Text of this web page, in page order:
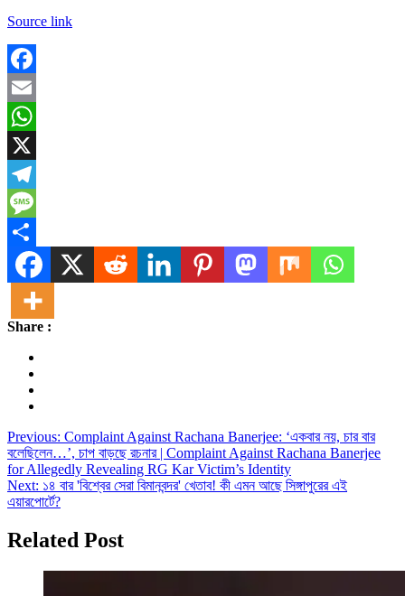
Source link
Facebook
Email
WhatsApp
X
Telegram
Message
Share
Share :
Post
navigation
Previous: Complaint Against Rachana Banerjee: ‘একবার নয়, চার বার
বলেছিলেন…’, চাপ বাড়ছে রচনার | Complaint Against Rachana Banerjee
for Allegedly Revealing RG Kar Victim’s Identity
Next: ১৪ বার 'বিশ্বের সেরা বিমানবন্দর' খেতাব! কী এমন আছে সিঙ্গাপুরের এই
এয়ারপোর্টে?
Related Post